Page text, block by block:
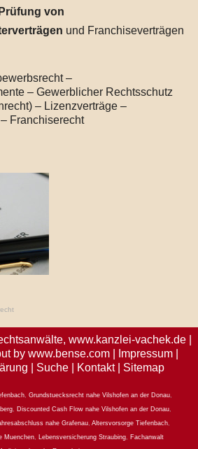
Prüfung von
und Franchiseverträgen
–
– Gewerblicher Rechtsschutz
– Lizenzverträge –
Franchiserecht
www.kanzlei-vachek.de|
by www.bense.com| Impressum|
Suche| Kontakt| Sitemap
Grundstuecksrecht nahe Vilshofen an der Donau
, Discounted Cash Flow nahe Vilshofen an der Donau,
nahe Grafenau Altersvorsorge Tiefenbach
Muenchen, Lebensversicherung Straubing,
Fachanwalt